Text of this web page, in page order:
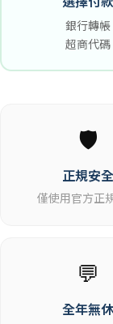
銀行轉帳
超商代碼
🛡️
正規安全
僅使用官方正
💬
全年無休